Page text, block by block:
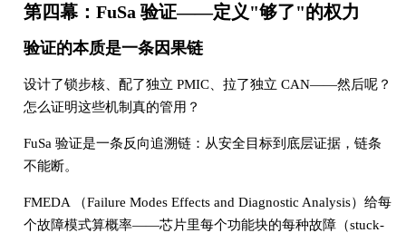
第四幕：FuSa 验证——定义"够了"的权力
验证的本质是一条因果链
设计了锁步核、配了独立 PMIC、拉了独立 CAN——然后呢？
怎么证明这些机制真的管用？
FuSa 验证是一条反向追溯链：从安全目标到底层证据，链条
不能断。
FMEDA （Failure Modes Effects and Diagnostic Analysis）给每
个故障模式算概率——芯片里每个功能块的每种故障（stuck-